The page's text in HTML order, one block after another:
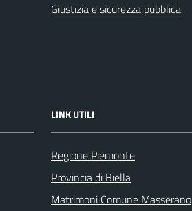
Giustizia e sicurezza pubblica
LINK UTILI
Regione Piemonte
Provincia di Biella
Matrimoni Comune Masserano